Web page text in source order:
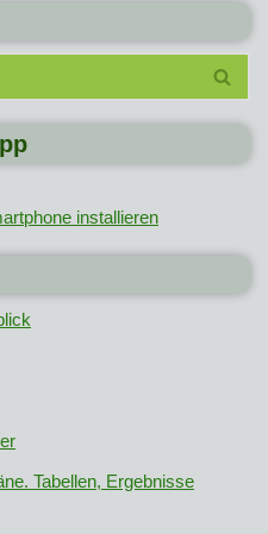
installieren
Tabellen, Ergebnisse